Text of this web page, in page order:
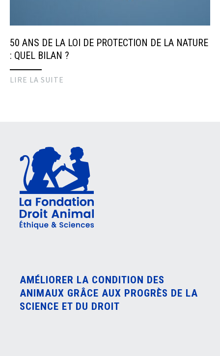
50 ANS DE LA LOI DE PROTECTION DE LA NATURE
: QUEL BILAN ?
LIRE LA SUITE
AMÉLIORER LA CONDITION DES
ANIMAUX GRÂCE AUX PROGRÈS DE LA
SCIENCE ET DU DROIT